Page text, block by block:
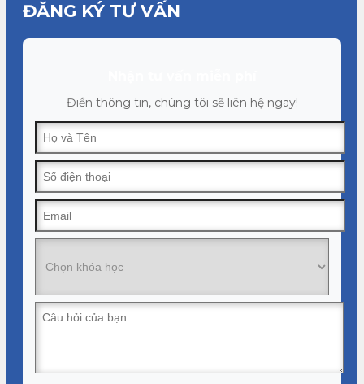
ĐĂNG KÝ TƯ VẤN
Điền thông tin, chúng tôi sẽ liên hệ ngay!